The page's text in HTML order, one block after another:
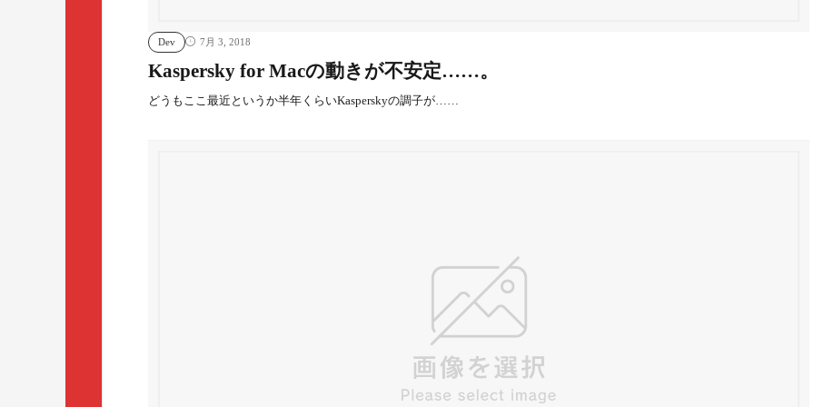
Dev 7月 3, 2018
Kaspersky for Macの動きが不安定……。
どうもここ最近というか半年くらいKasperskyの調子が……